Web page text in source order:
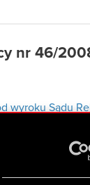
nr 46/
wyroku Sądu
nr 45/2008